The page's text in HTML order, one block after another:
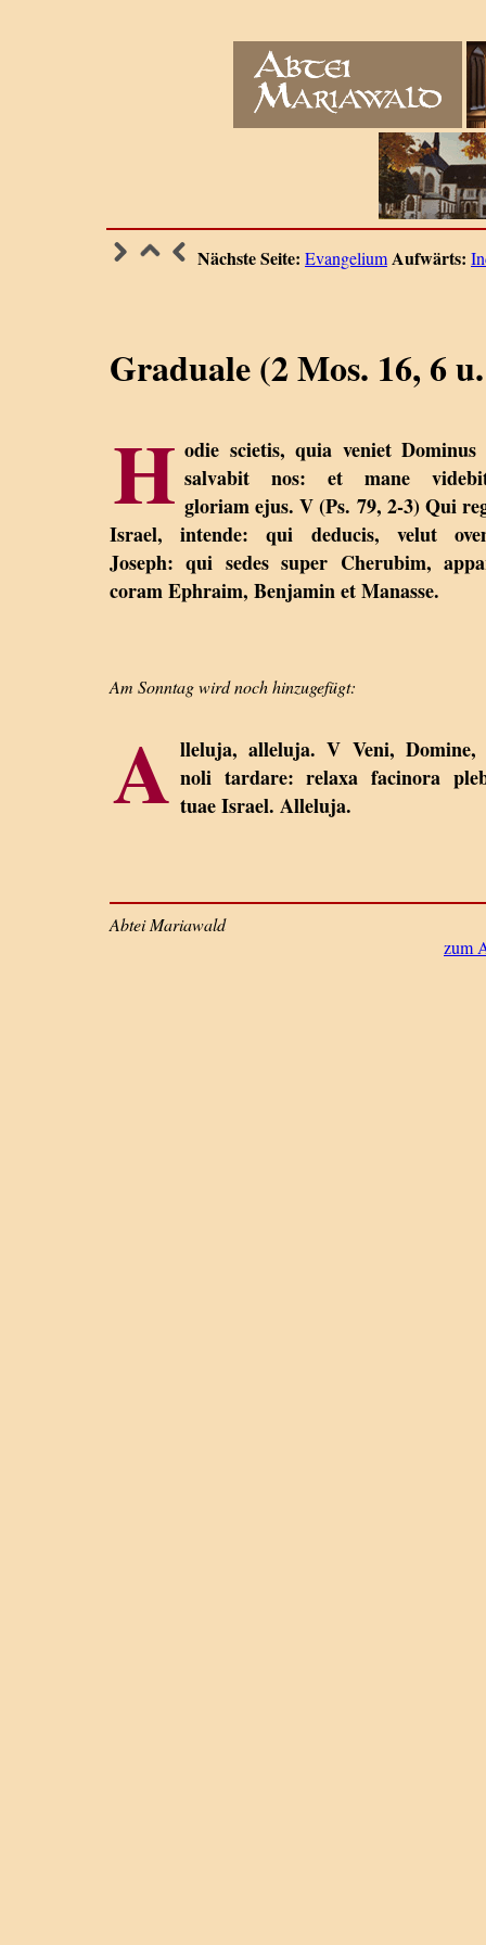
Nächste Seite: EvangeliumAufwärts:
Graduale (2 Mos. 16, 6
H odie scietis, quia veniet Dominus
salvabit nos: et mane
gloriam ejus. V (Ps. 79, 2-3) Qui
Israel, intende: qui deducis, velut
Joseph: qui sedes super Cherubim,
coram Ephraim, Benjamin et Manasse.
Am Sonntag wird noch hinzugefügt:
A lleluja, alleluja. V Veni, Domine,
noli tardare: relaxa facinora
tuae Israel. Alleluja.
Abtei Mariawald
zum